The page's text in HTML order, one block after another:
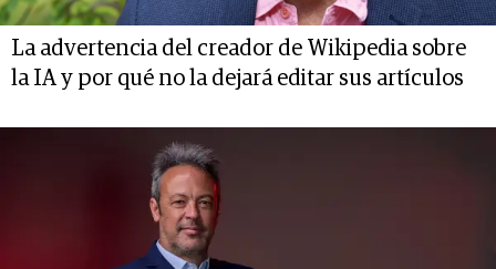
La advertencia del creador de Wikipedia sobre
la IA y por qué no la dejará editar sus artículos